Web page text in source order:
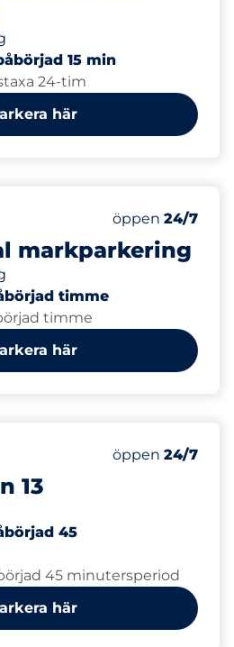
15 min
24-tim
här
markparkering
Antal
Totalt antal
Lördag
öppen 24/7
timme
timme
här
13
Antal
Totalt antal
Lördag
öppen 24/7
45
45 minutersperiod
här